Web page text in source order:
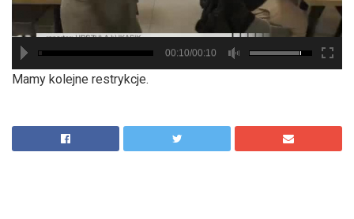
00:10/00:10
Mamy kolejne restrykcje.